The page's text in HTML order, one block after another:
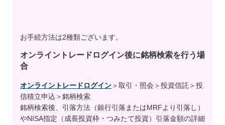
お手続方法は2種類ございます。
オンライントレードログイン後に銘柄検索を行う場
合
オンライントレードログイン＞取引・照会＞投資信託＞投
信積立申込＞銘柄検索
銘柄検索後、引落方法（銀行引落またはMRFより引落し）
やNISA指定（成長投資枠・つみたて投資）引落金額の詳細